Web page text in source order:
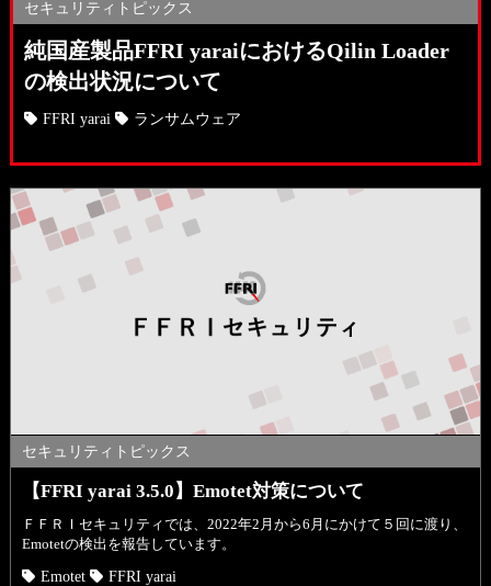
セキュリティトピックス
純国産製品FFRI yaraiにおけるQilin Loader
の検出状況について
FFRI yarai ランサムウェア
セキュリティトピックス
【FFRI yarai 3.5.0】Emotet対策について
ＦＦＲＩセキュリティでは、2022年2月から6月にかけて５回に渡り、
Emotetの検出を報告しています。
Emotet
FFRI yarai